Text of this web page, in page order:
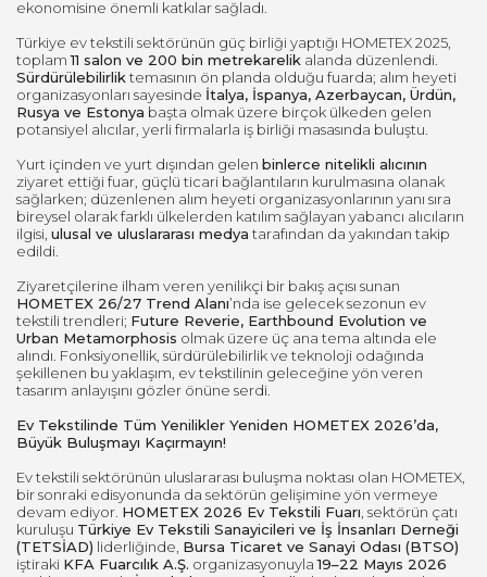
ekonomisine önemli katkılar sağladı.
Türkiye ev tekstili sektörünün güç birliği yaptığı HOMETEX 2025,
toplam11 salon ve 200 bin metrekarelik alanda düzenlendi.
Sürdürülebilirlik temasının ön planda olduğu fuarda; alım heyeti
organizasyonları sayesinde İtalya, İspanya, Azerbaycan, Ürdün,
Rusya ve Estonya başta olmak üzere birçok ülkeden gelen
potansiyel alıcılar, yerli firmalarla iş birliği masasında buluştu.
Yurt içinden ve yurt dışından gelen binlerce nitelikli alıcının
ziyaret ettiği fuar, güçlü ticari bağlantıların kurulmasına olanak
sağlarken; düzenlenen alım heyeti organizasyonlarının yanı sıra
bireysel olarak farklı ülkelerden katılım sağlayan yabancı alıcıların
ilgisi, ulusal ve uluslararası medya tarafından da yakından takip
edildi.
Ziyaretçilerine ilham veren yenilikçi bir bakış açısı sunan
HOMETEX 26/27 Trend Alanı’nda ise gelecek sezonun ev
tekstili trendleri; Future Reverie, Earthbound Evolution ve
Urban Metamorphosis olmak üzere üç ana tema altında ele
alındı. Fonksiyonellik, sürdürülebilirlik ve teknoloji odağında
şekillenen bu yaklaşım, ev tekstilinin geleceğine yön veren
tasarım anlayışını gözler önüne serdi.
Ev Tekstilinde Tüm Yenilikler Yeniden HOMETEX 2026’da,
Büyük Buluşmayı Kaçırmayın!
Ev tekstili sektörünün uluslararası buluşma noktası olan HOMETEX,
bir sonraki edisyonunda da sektörün gelişimine yön vermeye
devam ediyor. HOMETEX 2026 Ev Tekstili Fuarı , sektörün çatı
kuruluşu Türkiye Ev Tekstili Sanayicileri ve İş İnsanları Derneği
(TETSİAD) liderliğinde, Bursa Ticaret ve Sanayi Odası (BTSO)
iştiraki KFA Fuarcılık A.Ş. organizasyonuyla19–22 Mayıs 2026